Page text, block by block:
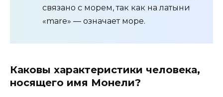
связано с морем, так как на латыни
«mare» — означает море.
Каковы характеристики человека,
носящего имя Монели?